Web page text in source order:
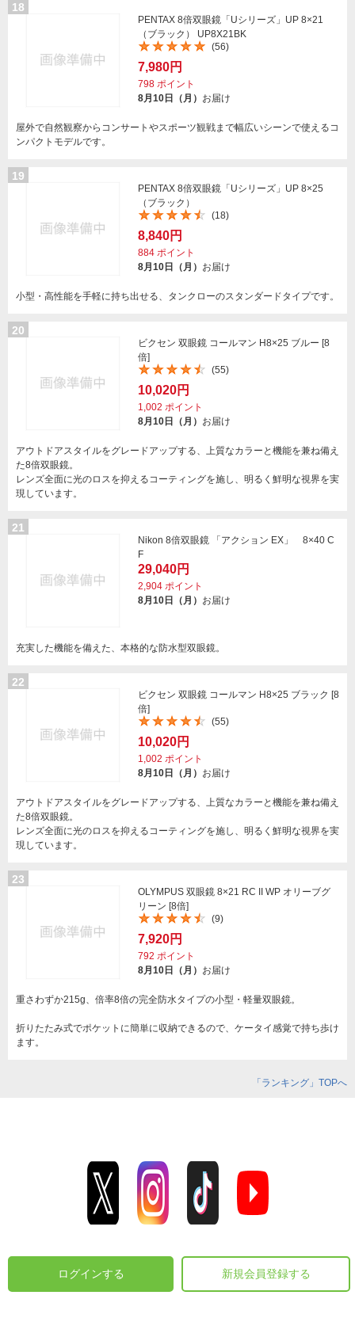
18
PENTAX 8倍双眼鏡「Uシリーズ」UP 8×21
（ブラック） UP8X21BK
(56)
7,980円
798 ポイント
8月10日（月） お届け
屋外で自然観察からコンサートやスポーツ観戦まで幅広いシーンで使えるコ
ンパクトモデルです。
19
PENTAX 8倍双眼鏡「Uシリーズ」UP 8×25
（ブラック）
(18)
8,840円
884 ポイント
8月10日（月） お届け
小型・高性能を手軽に持ち出せる、タンクローのスタンダードタイプです。
20
ビクセン 双眼鏡 コールマン H8×25 ブルー [8
倍]
(55)
10,020円
1,002 ポイント
8月10日（月） お届け
アウトドアスタイルをグレードアップする、上質なカラーと機能を兼ね備え
た8倍双眼鏡。
レンズ全面に光のロスを抑えるコーティングを施し、明るく鮮明な視界を実
現しています。
21
Nikon 8倍双眼鏡 「アクション EX」 8×40 C
F
29,040円
2,904 ポイント
8月10日（月） お届け
充実した機能を備えた、本格的な防水型双眼鏡。
22
ビクセン 双眼鏡 コールマン H8×25 ブラック [8
倍]
(55)
10,020円
1,002 ポイント
8月10日（月） お届け
アウトドアスタイルをグレードアップする、上質なカラーと機能を兼ね備え
た8倍双眼鏡。
レンズ全面に光のロスを抑えるコーティングを施し、明るく鮮明な視界を実
現しています。
23
OLYMPUS 双眼鏡 8×21 RC II WP オリーブグ
リーン [8倍]
(9)
7,920円
792 ポイント
8月10日（月） お届け
重さわずか215g、倍率8倍の完全防水タイプの小型・軽量双眼鏡。
折りたたみ式でポケットに簡単に収納できるので、ケータイ感覚で持ち歩け
ます。
「ランキング」TOPへ
ログインする 新規会員登録する